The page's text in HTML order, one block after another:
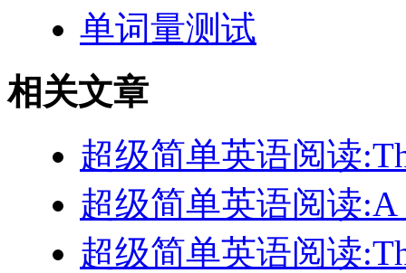
单词量测试
相关文章
超级简单英语阅读
超级简单英语阅读:A
超级简单英语阅读